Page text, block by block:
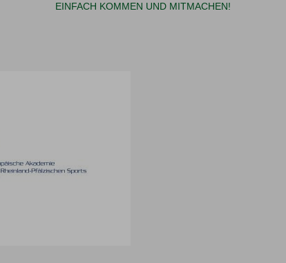
EINFACH KOMMEN UND MITMACHEN!